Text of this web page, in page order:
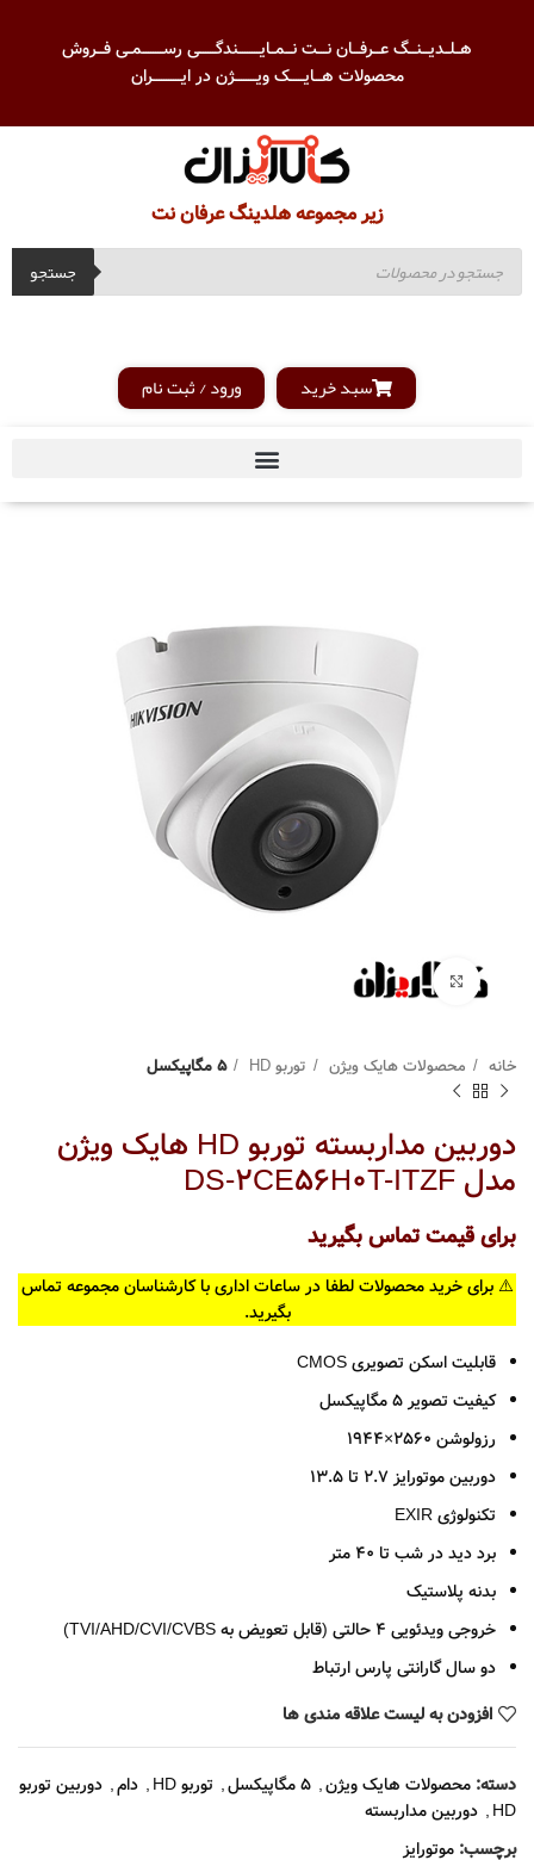
هــلــدیـــنـــگ عـــرفـــان نــــت نـــمــایـــــــــندگـــــــی رســـــــــمــی فـــروش
محصولات هـــایــــــک ویـــــــــژن در ایــــــــــــران
زیر مجموعه هلدینگ عرفان نت
جستجو
سبد خرید ورود / ثبت نام
Click to enlarge
خانه محصولات هایک ویژن توربو HD 5 مگاپیکسل
دوربین مداربسته توربو HD هایک ویژن
مدل DS-2CE56H0T-ITZF
برای قیمت تماس بگیرید
⚠️ برای خرید محصولات لطفا در ساعات اداری با کارشناسان مجموعه تماس
بگیرید.
قابلیت اسکن تصویری CMOS
کیفیت تصویر 5 مگاپیکسل
رزولوشن 2560×1944
دوربین موتورایز 2.7 تا 13.5
تکنولوژی EXIR
برد دید در شب تا 40 متر
بدنه پلاستیک
خروجی ویدئویی 4 حالتی (قابل تعویض به TVI/AHD/CVI/CVBS)
دو سال گارانتی پارس ارتباط
افزودن به لیست علاقه مندی ها
دسته: محصولات هایک ویژن, 5 مگاپیکسل , توربو HD , دام, دوربین توربو
HD
, دوربین مداربسته
برچسب: موتورایز